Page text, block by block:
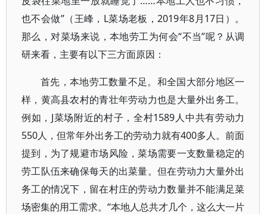
也不会做”（王峰，L菜场老板，2019年8月17日）。
那么，对菜场来说，本地劳工为何会“不当”呢？从调
研来看，主要有以下三方面原因：
首先，本地劳工数量不足。和全国大部分地区一
样，黄高县农村的青壮年劳动力也是大量外出务工。
例如，J菜场附近的村子，全村1589人中共有劳动力
550人，但常年外出务工的劳动力就有400多人。前面
提到，为了规避市场风险，菜场需要一支数量稳定的
劳工队伍来确保每天的出菜量。但在劳动力大量外出
务工的情况下，留在村庄的劳动力数量并不能满足菜
场密集的用工需求。“本地人总共才几个，这么大一片